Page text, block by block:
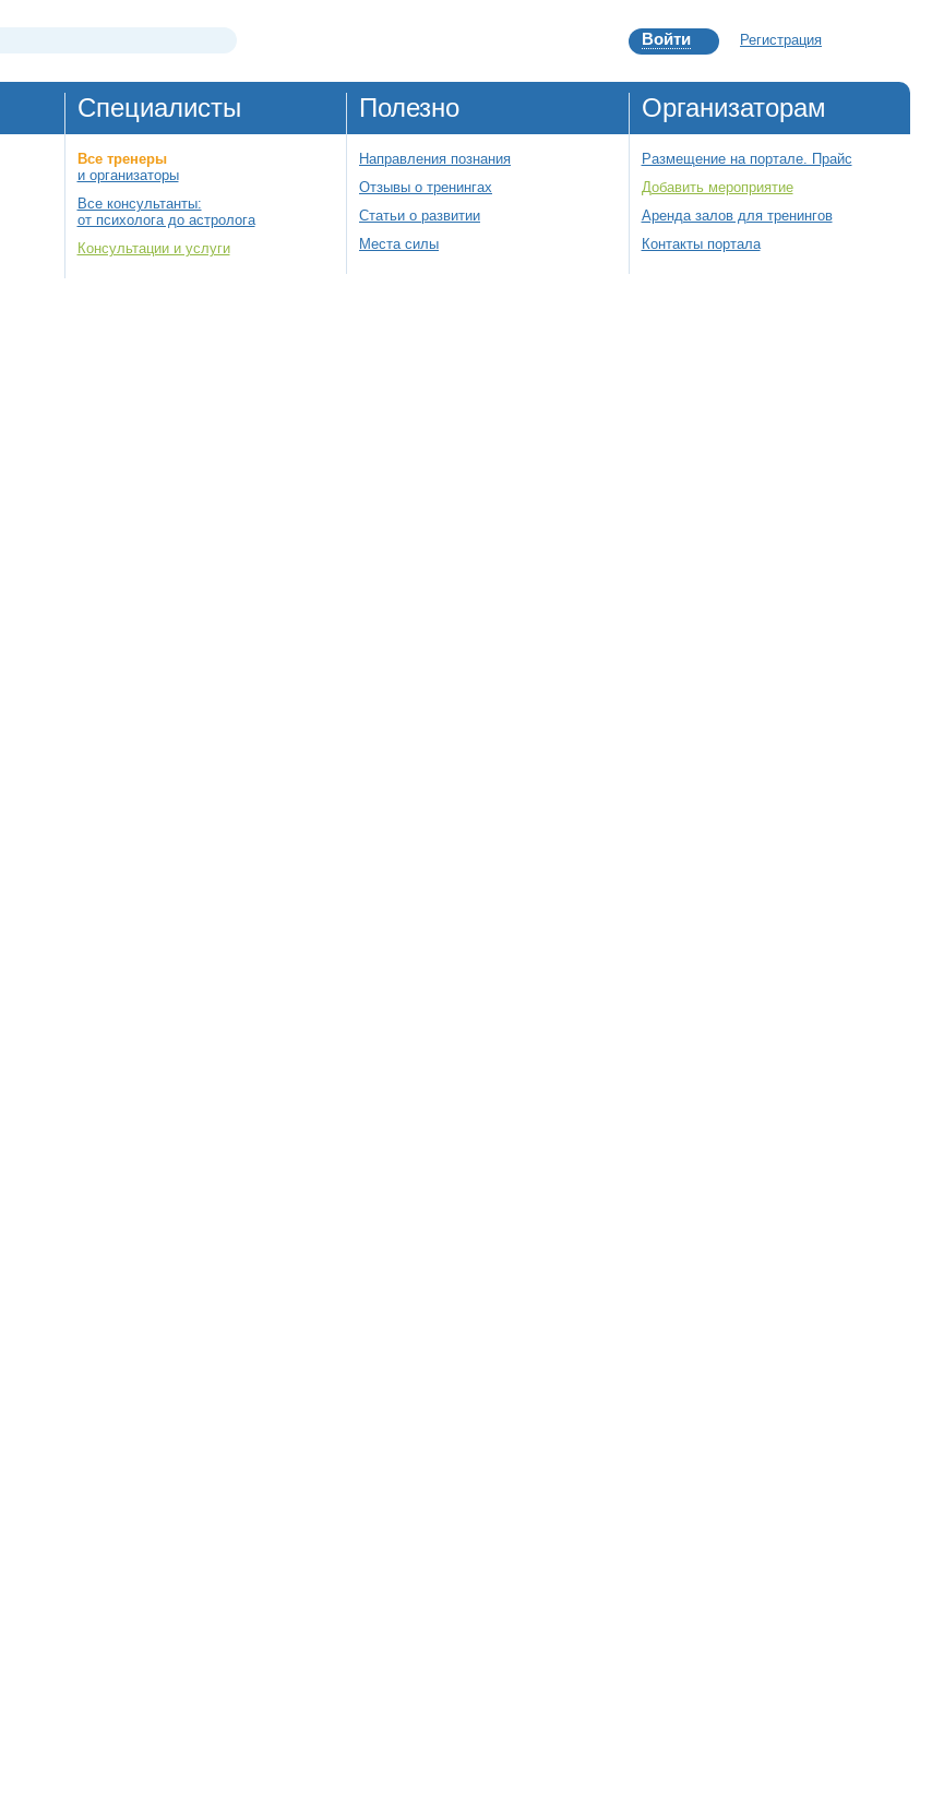
Войти Регистрация
Специалисты
Все тренеры
и организаторы
Все консультанты:
от психолога до астролога
Консультации и услуги
Полезно
Направления познания
Отзывы о тренингах
Статьи о развитии
Места силы
Организаторам
Размещение на портале. Прайс
Добавить мероприятие
Аренда залов для тренингов
Контакты портала